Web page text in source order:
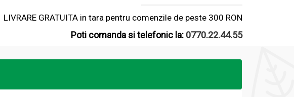
LIVRARE GRATUITA in tara pentru comenzile de peste 300 RON
Poti comanda si telefonic la: 0770.22.44.55